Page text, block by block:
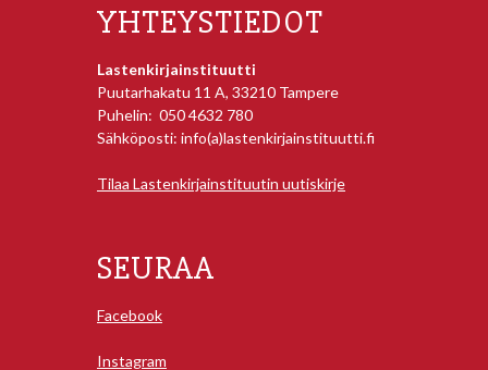
YHTEYSTIEDOT
Lastenkirjainstituutti
Puutarhakatu 11 A, 33210 Tampere
Puhelin: 050 4632 780
Sähköposti: info(a)lastenkirjainstituutti.fi
Tilaa Lastenkirjainstituutin uutiskirje
SEURAA
Facebook
Instagram